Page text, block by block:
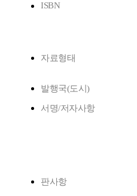
ISBN
자료형태
발행국(도시)
서명/저자사항
판사항